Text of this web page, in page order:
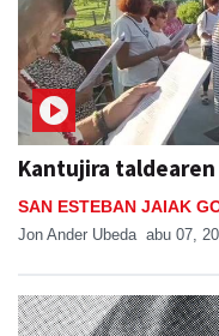
Kantujira
SAN ESTEBAN JAIAK
Jon Ander Ubeda abu 07,